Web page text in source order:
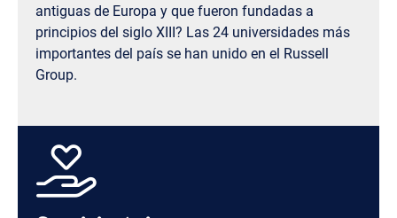
antiguas de Europa y que fueron fundadas a
principios del siglo XIII? Las 24 universidades más
importantes del país se han unido en el Russell
Group.